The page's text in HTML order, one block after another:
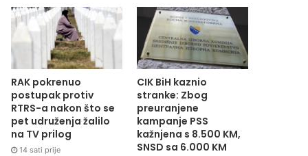
RAK pokrenuo
postupak protiv
RTRS-a nakon što se
pet udruženja žalilo
na TV prilog
14 sati prije
CIK BiH kaznio
stranke: Zbog
preuranjene
kampanje PSS
kažnjena s 8.500 KM,
SNSD sa 6.000 KM